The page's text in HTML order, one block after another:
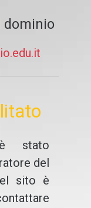
dominio
stato
del
sito è